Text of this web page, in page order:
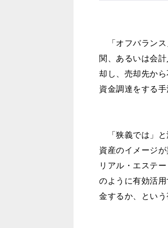
「オフバランス
関、あるいは会
却し、売却先か
資金調達をする手
「狭義では」と
資産のイメージ
リアル・エステ
のように有効活
金するか、という